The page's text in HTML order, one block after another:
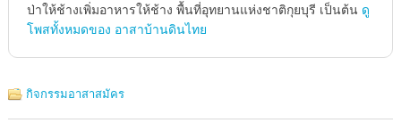
ป่าให้ช้างเพิ่มอาหารให้ช้าง พื้นที่อุทยานแห่งชาติกุยบุรี เป็นต้น ดู
โพสทั้งหมดของ อาสาบ้านดินไทย
กิจกรรมอาสาสมัคร